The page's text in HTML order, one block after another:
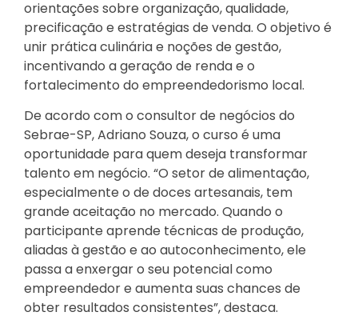
orientações sobre organização, qualidade,
precificação e estratégias de venda. O objetivo é
unir prática culinária e noções de gestão,
incentivando a geração de renda e o
fortalecimento do empreendedorismo local.
De acordo com o consultor de negócios do
Sebrae-SP, Adriano Souza, o curso é uma
oportunidade para quem deseja transformar
talento em negócio. “O setor de alimentação,
especialmente o de doces artesanais, tem
grande aceitação no mercado. Quando o
participante aprende técnicas de produção,
aliadas à gestão e ao autoconhecimento, ele
passa a enxergar o seu potencial como
empreendedor e aumenta suas chances de
obter resultados consistentes”, destaca.